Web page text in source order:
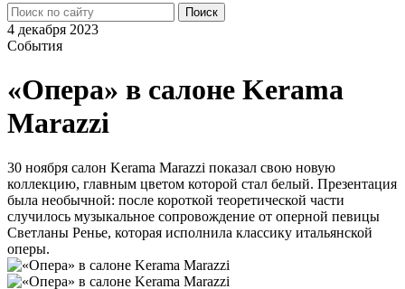
4 декабря 2023
События
«Опера» в салоне Kerama
Marazzi
30 ноября салон Kerama Marazzi показал свою новую
коллекцию, главным цветом которой стал белый. Презентация
была необычной: после короткой теоретической части
случилось музыкальное сопровождение от оперной певицы
Светланы Ренье, которая исполнила классику итальянской
оперы.